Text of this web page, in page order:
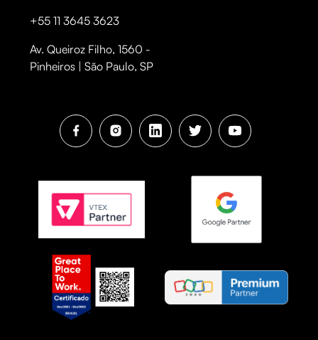
+55 11 3645 3623
Av. Queiroz Filho, 1560 -
Pinheiros | São Paulo, SP